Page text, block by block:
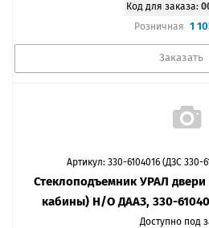
Код для заказа:
Розничная 1
Заказать
Артикул: 330-6104016 (ДЗС 330-
Стеклоподъемник УРАЛ
кабины) Н/О ДААЗ, 330-
Доступно под